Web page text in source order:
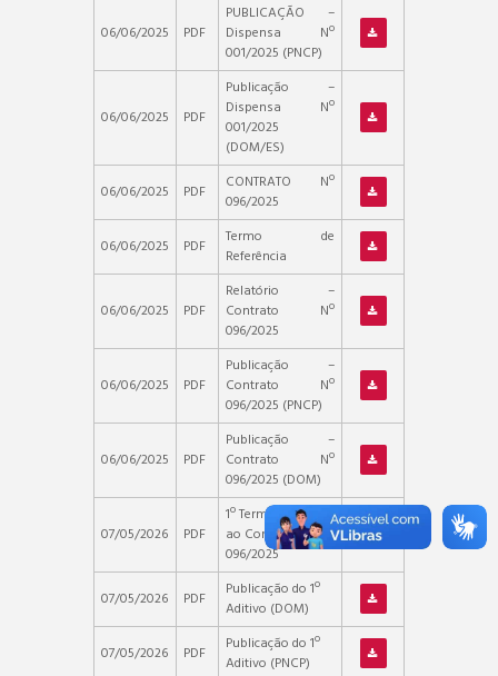
06/06/2025 PDF
PUBLICAÇÃO –
Dispensa Nº
001/2025 (PNCP)
06/06/2025 PDF
Publicação –
Dispensa Nº
001/2025
(DOM/ES)
06/06/2025
PDF
CONTRATO Nº
096/2025
06/06/2025
PDF
Termo de
Referência
06/06/2025 PDF
Relatório –
Contrato Nº
096/2025
06/06/2025 PDF
Publicação –
Contrato Nº
096/2025 (PNCP)
06/06/2025 PDF
Publicação –
Contrato Nº
096/2025 (DOM)
07/05/2026 PDF
1º Termo Aditivo
ao Contrato Nº
096/2025
07/05/2026
PDF
Publicação do 1º
Aditivo (DOM)
07/05/2026
PDF
Publicação do 1º
Aditivo (PNCP)